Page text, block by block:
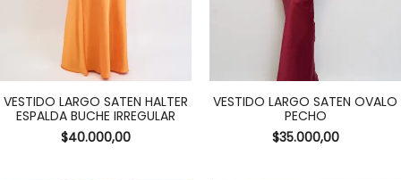
VESTIDO LARGO SATEN HALTER
ESPALDA BUCHE IRREGULAR
$40.000,00
VESTIDO LARGO SATEN OVALO
PECHO
$35.000,00